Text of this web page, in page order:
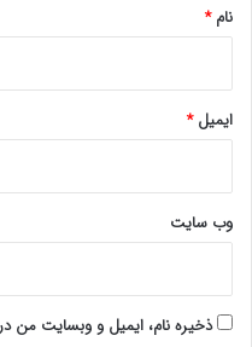
نام*
ایمیل*
وب‌ سایت
ذخیره نام، ایمیل و وبسایت من